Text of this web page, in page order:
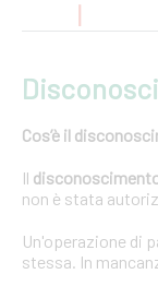
Cos’è il
Il
non è stata
Un'operazione di
stessa. In